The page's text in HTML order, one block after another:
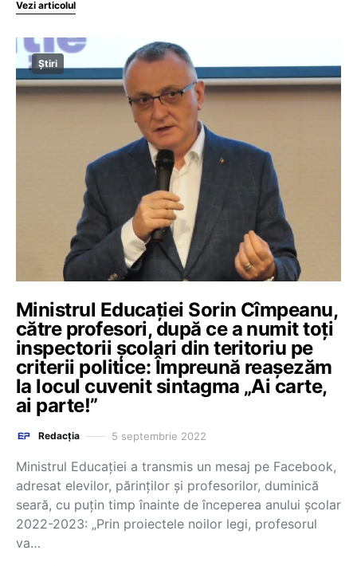
Vezi articolul
Știri
Ministrul Educației Sorin Cîmpeanu,
către profesori, după ce a numit toți
inspectorii școlari din teritoriu pe
criterii politice: Împreună reașezăm
la locul cuvenit sintagma „Ai carte,
ai parte!”
Redacția 5 septembrie 2022
Ministrul Educației a transmis un mesaj pe Facebook,
adresat elevilor, părinților și profesorilor, duminică
seară, cu puțin timp înainte de începerea anului școlar
2022-2023: „Prin proiectele noilor legi, profesorul
va…